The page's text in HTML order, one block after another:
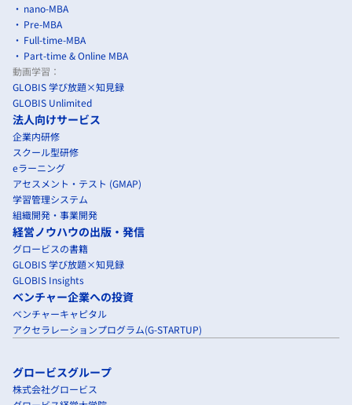
nano-MBA
Pre-MBA
Full-time-MBA
Part-time & Online MBA
動画学習：
GLOBIS 学び放題×知見録
GLOBIS Unlimited
法人向けサービス
企業内研修
スクール型研修
eラーニング
アセスメント・テスト (GMAP)
学習管理システム
組織開発・事業開発
経営ノウハウの出版・発信
グロービスの書籍
GLOBIS 学び放題×知見録
GLOBIS Insights
ベンチャー企業への投資
ベンチャーキャピタル
アクセラレーションプログラム(G-STARTUP)
グロービスグループ
株式会社グロービス